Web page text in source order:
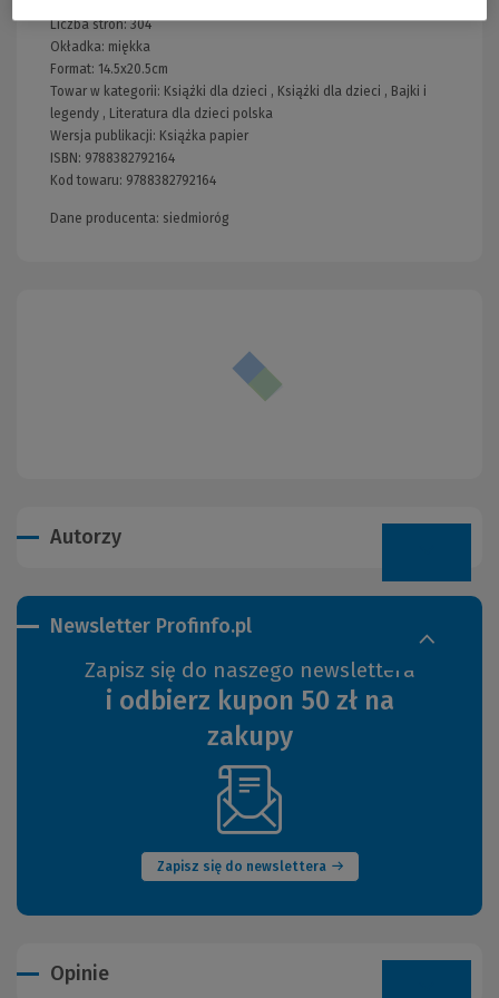
Liczba stron:304
Okładka: miękka
Format: 14.5x20.5cm
Towar w kategorii: Książki dla dzieci , Książki dla dzieci , Bajki i
legendy , Literatura dla dzieci polska
Wersja publikacji: Książka papier
ISBN: 9788382792164
Kod towaru: 9788382792164
Dane producenta: siedmioróg
Autorzy
Newsletter Profinfo.pl
Zapisz się do naszego newslettera
i odbierz kupon 50 zł na
zakupy
Zapisz się do newslettera
(Nowe
okno)
Opinie